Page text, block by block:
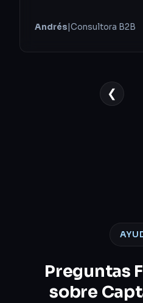
❮
Andrés Consultora B2B
Preguntas
sobre